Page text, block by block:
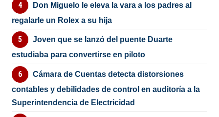
Don Miguelo le eleva la vara a los padres al
regalarle un Rolex a su hija
Joven que se lanzó del puente Duarte
estudiaba para convertirse en piloto
Cámara de Cuentas detecta distorsiones
contables y debilidades de control en auditoría a la
Superintendencia de Electricidad